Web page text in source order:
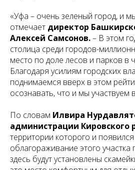
«Уфа – очень зеленый город, и
отмечает директор
Алексей Самсонов.– В этом
столица среди городов-
место по доле лесов и парков в
Благодаря усилиям городских
поднимаемся вверх в этом
осознавать, что и мы участвуем
По словам Илвира
администрации Кировского
территории которого и
облагораживание этого
здесь будут установлены